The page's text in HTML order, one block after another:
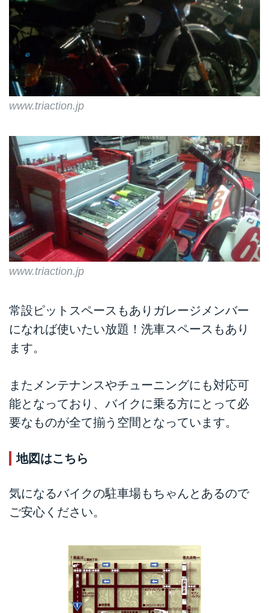
www.triaction.jp
www.triaction.jp
常設ピットスペースもありガレージメンバー
になれば使いたい放題！洗車スペースもあり
ます。
またメンテナンスやチューニングにも対応可
能となっており、バイクに乗る方にとって必
要なものが全て揃う空間となっています。
地図はこちら
気になるバイクの駐車場もちゃんとあるので
ご安心ください。